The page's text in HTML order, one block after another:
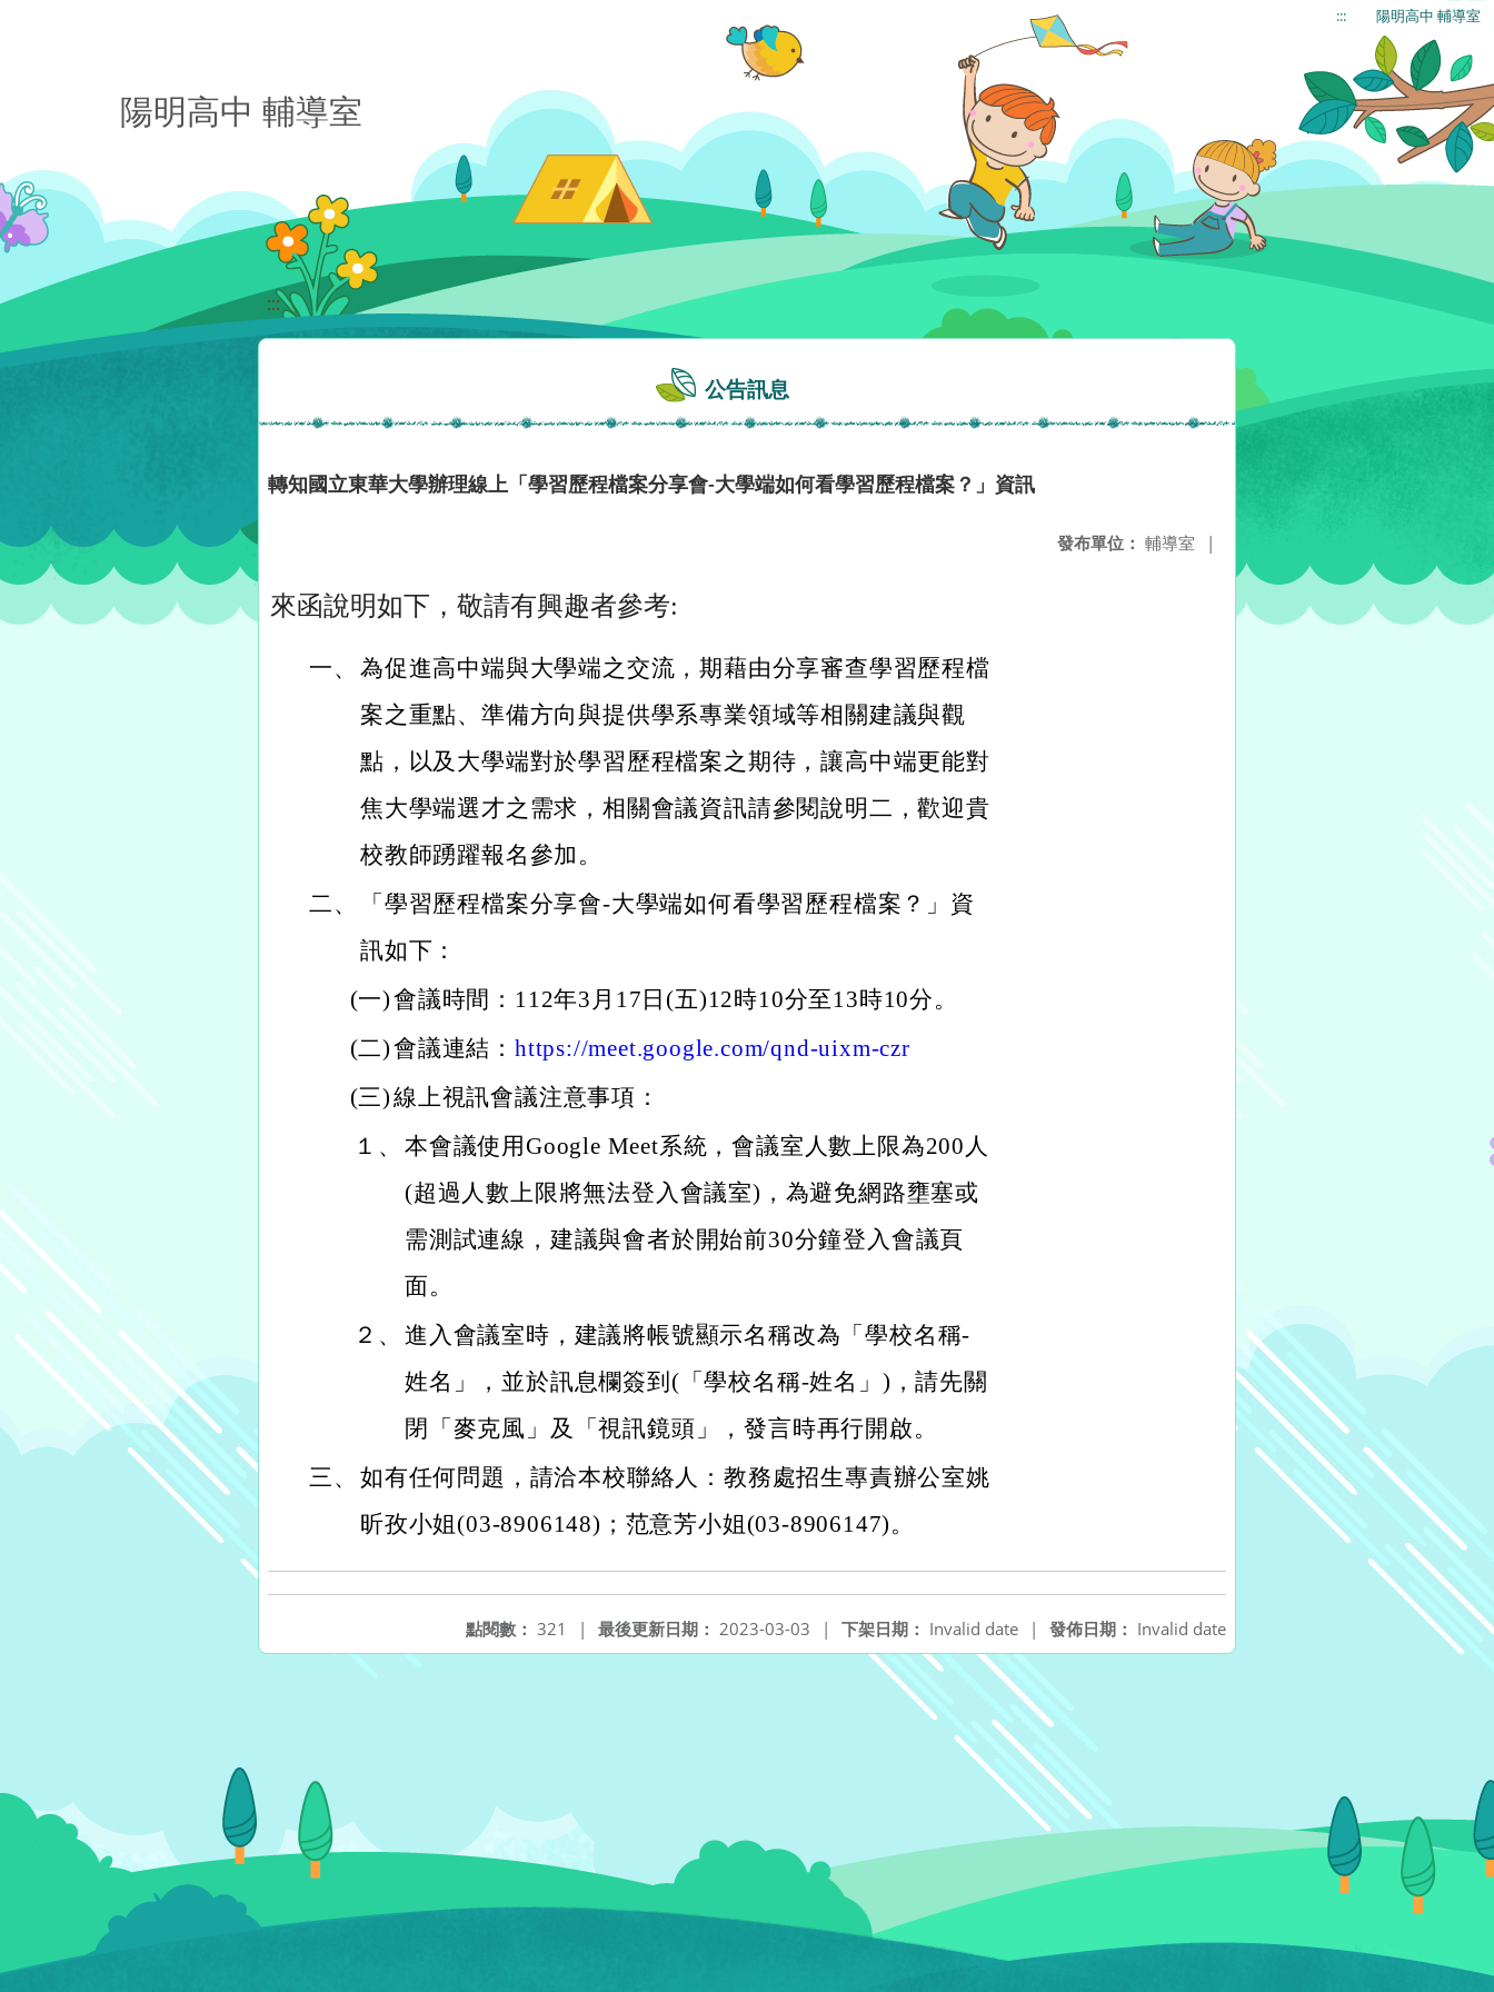
::: 陽明高中 輔導室
陽明高中 輔導室
:::
公告訊息
轉知國立東華大學辦理線上「學習歷程檔案分享會-大學端如何看學習歷程檔案？」資訊
發布單位： 輔導室 |
來函說明如下，敬請有興趣者參考:
一、 為促進高中端與大學端之交流，期藉由分享審查學習歷程檔
案之重點、準備方向與提供學系專業領域等相關建議與觀
點，以及大學端對於學習歷程檔案之期待，讓高中端更能對
焦大學端選才之需求，相關會議資訊請參閱說明二，歡迎貴
校教師踴躍報名參加。
二、
「學習歷程檔案分享會-大學端如何看學習歷程檔案？」資
訊如下：
(一)會議時間：112年3月17日(五)12時10分至13時10分。
(二)會議連結： https://meet.google.com/qnd-uixm-czr
(三)線上視訊會議注意事項：
１、 本會議使用Google Meet系統，會議室人數上限為200人
(超過人數上限將無法登入會議室)，為避免網路壅塞或
需測試連線，建議與會者於開始前30分鐘登入會議頁
面。
２、 進入會議室時，建議將帳號顯示名稱改為「學校名稱-
姓名」，並於訊息欄簽到(「學校名稱-姓名」)，請先關
閉「麥克風」及「視訊鏡頭」，發言時再行開啟。
三、 如有任何問題，請洽本校聯絡人：教務處招生專責辦公室姚
昕孜小姐(03-8906148)；范意芳小姐(03-8906147)。
發佈日期： Invalid date
下架日期： Invalid date |
最後更新日期： 2023-03-03 |
點閱數： 321 |